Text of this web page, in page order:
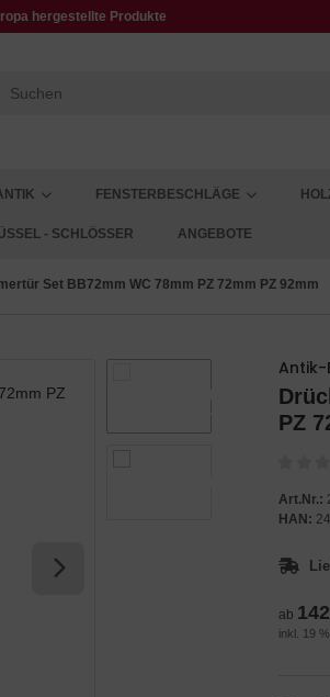
hergestellte Produkte
FENSTERBESCHLÄGE
- SCHLÖSSER ANGEBOTE
Set BB72mm WC 78mm PZ 72mm PZ 92mm
Antik-
PZ
Art.Nr.:
HAN:
ab
inkl. 19